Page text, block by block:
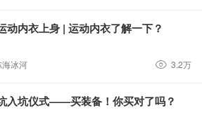
动内衣上身 | 运动内衣了解一下？
海冰河 3.2万
入坑仪式——买装备！你买对了吗？